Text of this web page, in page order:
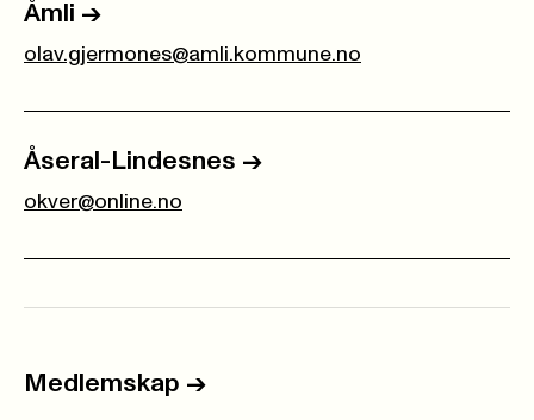
Åmli ->
olav.gjermones@amli.kommune.no
Åseral-Lindesnes ->
okver@online.no
Medlemskap ->